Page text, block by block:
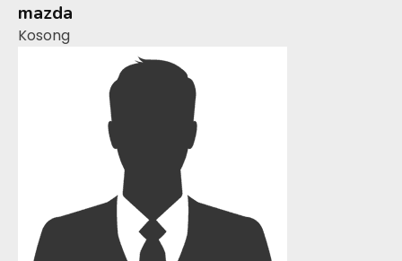
mazda
Kosong